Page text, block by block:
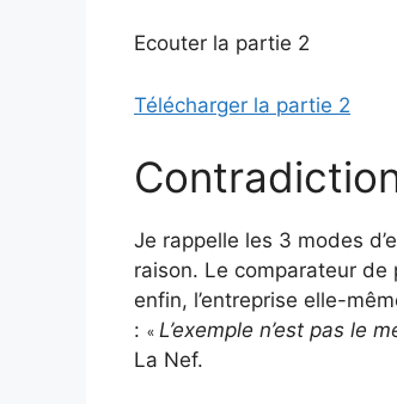
Ecouter la partie 2
Télécharger la partie 2
Je rappelle les 3 modes
raison. Le comparateur de
enfin, l’entreprise elle-
: « L’exemple n’est pas le
La Nef.